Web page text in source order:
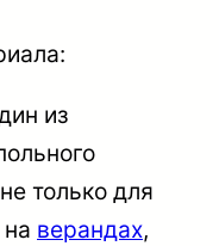
из
только для
верандах,